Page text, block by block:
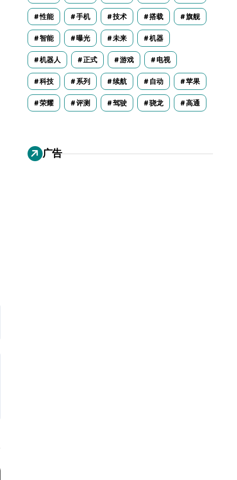
性能 手机 技术 搭载 旗舰
智能 曝光 未来 机器
机器人 正式 游戏 电视
科技 系列 续航 自动 苹果
荣耀 评测 驾驶 骁龙 高通
广告